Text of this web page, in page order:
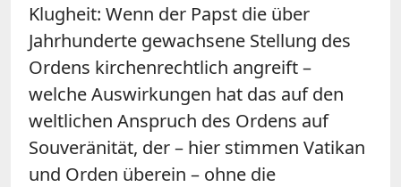
Klugheit: Wenn der Papst die über
Jahrhunderte gewachsene Stellung des
Ordens kirchenrechtlich angreift –
welche Auswirkungen hat das auf den
weltlichen Anspruch des Ordens auf
Souveränität, der – hier stimmen Vatikan
und Orden überein – ohne die